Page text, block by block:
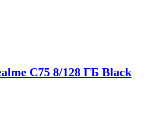
C75 8/128 ГБ Black